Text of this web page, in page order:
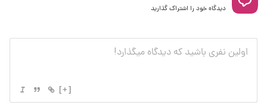
دیدگاه خود را اشتراک گذارید
[+]